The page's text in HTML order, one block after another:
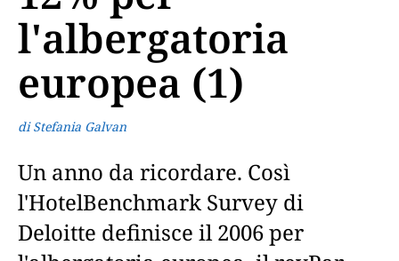
l'albergatoria
europea (1)
di Stefania Galvan
Un anno da ricordare. Così
l'HotelBenchmark Survey di
Deloitte definisce il 2006 per